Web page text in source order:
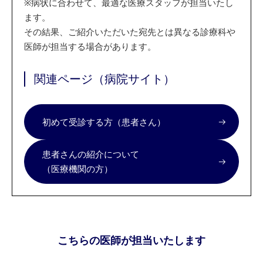
※病状に合わせて、最適な医療スタッフが担当いたし
ます。
その結果、ご紹介いただいた宛先とは異なる診療科や
医師が担当する場合があります。
関連ページ（病院サイト）
初めて受診する方（患者さん）
患者さんの紹介について
（医療機関の方）
こちらの医師が担当いたします